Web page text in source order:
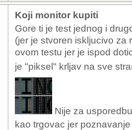
Koji monitor kupiti
Gore ti je test jednog i
(jer je stvoren iskljucivo za
ovom testu jer je ispod
je "piksel" krljav na sve
Nije za
kao trgovac jer